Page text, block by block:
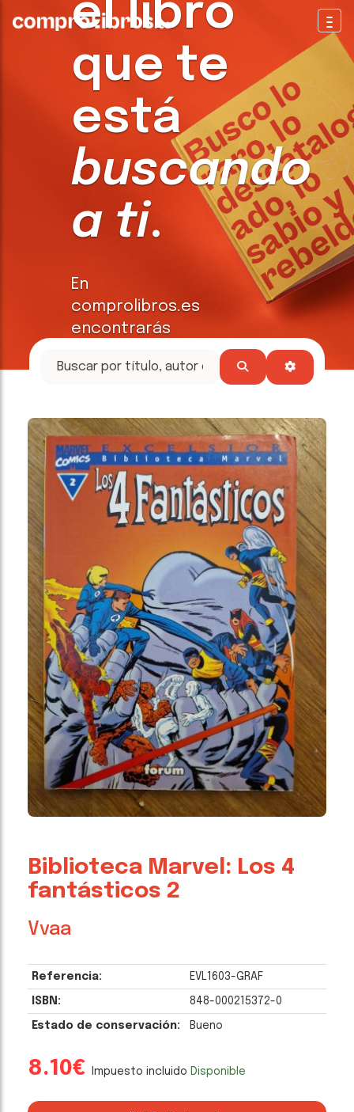
el libro
que te
está
buscando
a ti.
En
comprolibros.es
encontrarás
tesoros
Biblioteca Marvel: Los 4
fantásticos 2
Vvaa
Referencia: EVL1603-GRAF
ISBN: 848-000215372-0
Estado de conservación: Bueno
8.10€ Impuesto incluido Disponible